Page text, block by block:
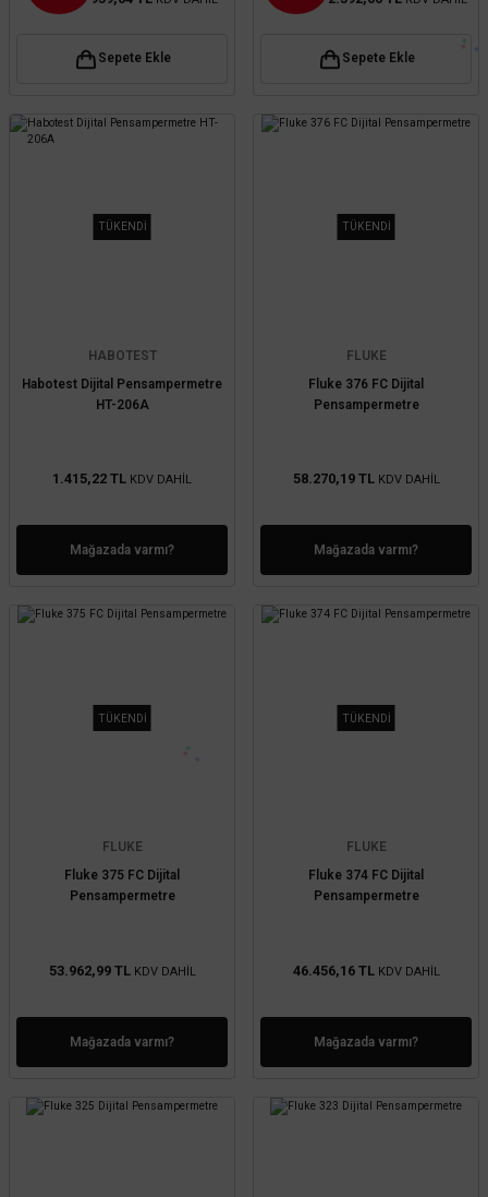
Sepete Ekle Sepete Ekle
TÜKENDİ
HABOTEST
Habotest Dijital Pensampermetre
HT-206A
1.415,22 TL KDV DAHİL
Mağazada varmı?
TÜKENDİ
FLUKE
Fluke 376 FC Dijital
Pensampermetre
58.270,19 TL KDV DAHİL
Mağazada varmı?
TÜKENDİ
FLUKE
Fluke 375 FC Dijital
Pensampermetre
53.962,99 TL KDV DAHİL
Mağazada varmı?
TÜKENDİ
FLUKE
Fluke 374 FC Dijital
Pensampermetre
46.456,16 TL KDV DAHİL
Mağazada varmı?